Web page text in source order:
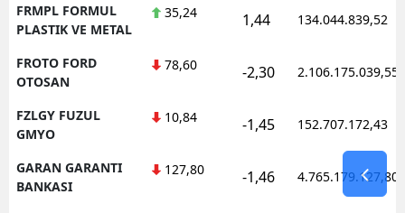
FRMPL FORMUL
PLASTIK VE METAL
35,24 1,44 134.044.839,52
FROTO FORD
OTOSAN
78,60 -2,30 2.106.175.039,55
FZLGY FUZUL
GMYO
10,84 -1,45 152.707.172,43
GARAN GARANTI
BANKASI
127,80 -1,46 4.765.179.127,80